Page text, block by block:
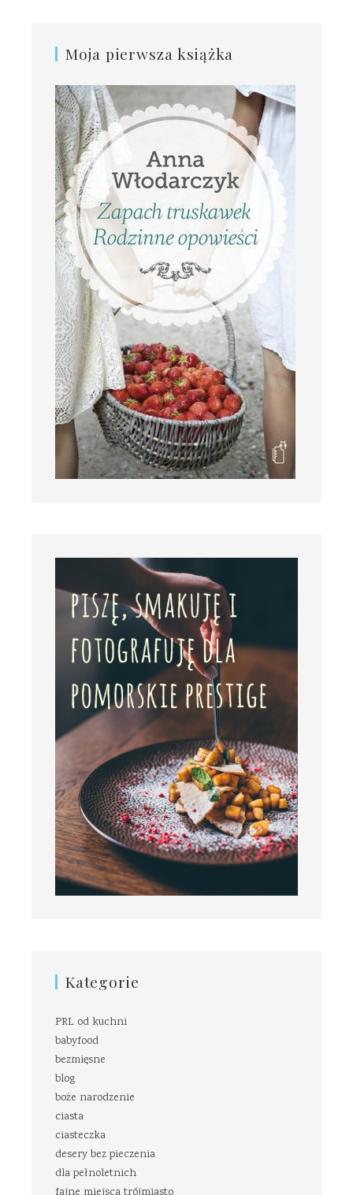
Moja pierwsza książka
Kategorie
PRL od kuchni
babyfood
bezmięsne
blog
boże narodzenie
ciasta
ciasteczka
desery bez pieczenia
dla pełnoletnich